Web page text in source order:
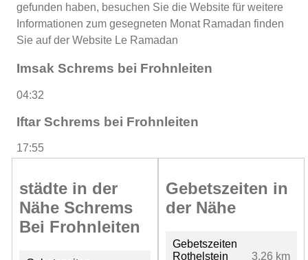
gefunden haben, besuchen Sie die Website für weitere
Informationen zum gesegneten Monat Ramadan finden
Sie auf der Website Le Ramadan
Imsak Schrems bei Frohnleiten
04:32
Iftar Schrems bei Frohnleiten
17:55
städte in der
Nähe Schrems
Bei Frohnleiten
Gebetszeiten in
der Nähe
Gebetszeiten
Rothelstein
3.26 km